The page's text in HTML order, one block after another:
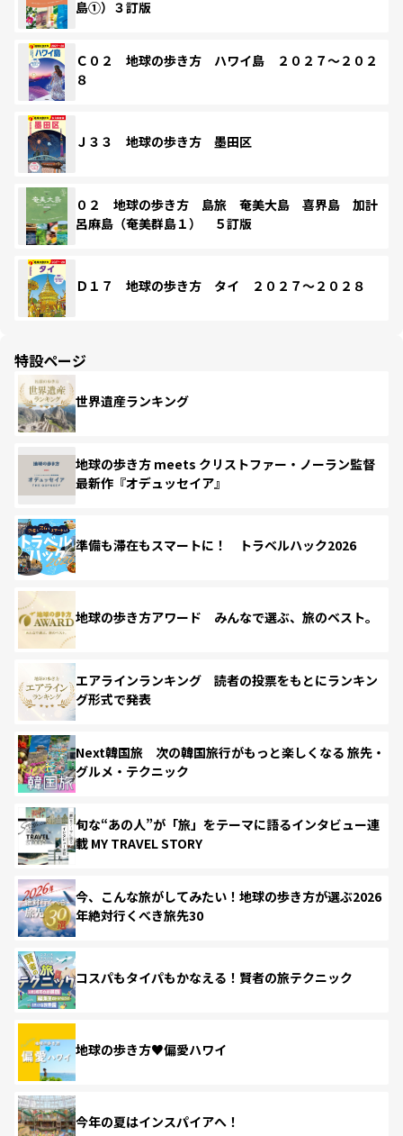
島①）３訂版
Ｃ０２ 地球の歩き方 ハワイ島 ２０２７～２０２
８
Ｊ３３ 地球の歩き方 墨田区
０２ 地球の歩き方 島旅 奄美大島 喜界島 加計
呂麻島（奄美群島１） ５訂版
Ｄ１７ 地球の歩き方 タイ ２０２７～２０２８
特設ページ
世界遺産ランキング
地球の歩き方 meets クリストファー・ノーラン監督
最新作『オデュッセイア』
準備も滞在もスマートに！ トラベルハック2026
地球の歩き方アワード みんなで選ぶ、旅のベスト。
エアラインランキング 読者の投票をもとにランキン
グ形式で発表
Next韓国旅 次の韓国旅行がもっと楽しくなる 旅先・
グルメ・テクニック
旬な“あの人”が「旅」をテーマに語るインタビュー連
載 MY TRAVEL STORY
今、こんな旅がしてみたい！地球の歩き方が選ぶ2026
年絶対行くべき旅先30
コスパもタイパもかなえる！賢者の旅テクニック
地球の歩き方♥偏愛ハワイ
今年の夏はインスパイアへ！